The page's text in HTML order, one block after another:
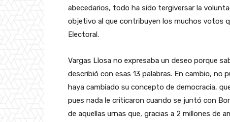
abecedarios, todo ha sido tergiversar la
objetivo al que contribuyen los muchos votos
Electoral.
Vargas Llosa no expresaba un deseo porque
describió con esas 13 palabras. En cambio, no
haya cambiado su concepto de democracia,
pues nada le criticaron cuando se juntó con
de aquellas urnas que, gracias a 2 millones de